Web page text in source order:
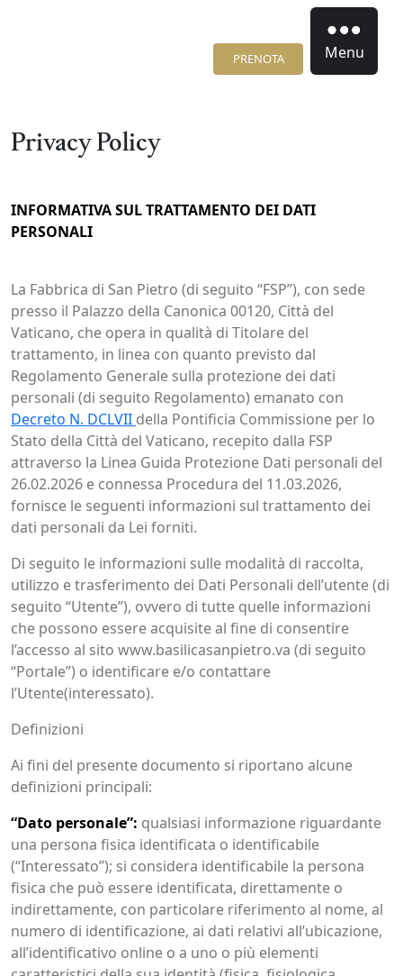
PRENOTA Menu
Privacy Policy
INFORMATIVA SUL TRATTAMENTO DEI DATI
PERSONALI
La Fabbrica di San Pietro (di seguito “FSP”), con sede
presso il Palazzo della Canonica 00120, Città del
Vaticano, che opera in qualità di Titolare del
trattamento, in linea con quanto previsto dal
Regolamento Generale sulla protezione dei dati
personali (di seguito Regolamento) emanato con
Decreto N. DCLVII della Pontificia Commissione per lo
Stato della Città del Vaticano, recepito dalla FSP
attraverso la Linea Guida Protezione Dati personali del
26.02.2026 e connessa Procedura del 11.03.2026,
fornisce le seguenti informazioni sul trattamento dei
dati personali da Lei forniti.
Di seguito le informazioni sulle modalità di raccolta,
utilizzo e trasferimento dei Dati Personali dell’utente (di
seguito “Utente”), ovvero di tutte quelle informazioni
che possono essere acquisite al fine di consentire
l’accesso al sito www.basilicasanpietro.va (di seguito
“Portale”) o identificare e/o contattare
l’Utente(interessato).
Definizioni
Ai fini del presente documento si riportano alcune
definizioni principali:
“Dato personale”: qualsiasi informazione riguardante
una persona fisica identificata o identificabile
(“Interessato”); si considera identificabile la persona
fisica che può essere identificata, direttamente o
indirettamente, con particolare riferimento al nome, al
numero di identificazione, ai dati relativi all’ubicazione,
all’identificativo online o a uno o più elementi